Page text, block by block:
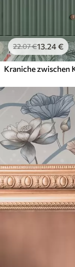
/m²
Premium-
65.00 .00 € /m²
22.07€13.24€